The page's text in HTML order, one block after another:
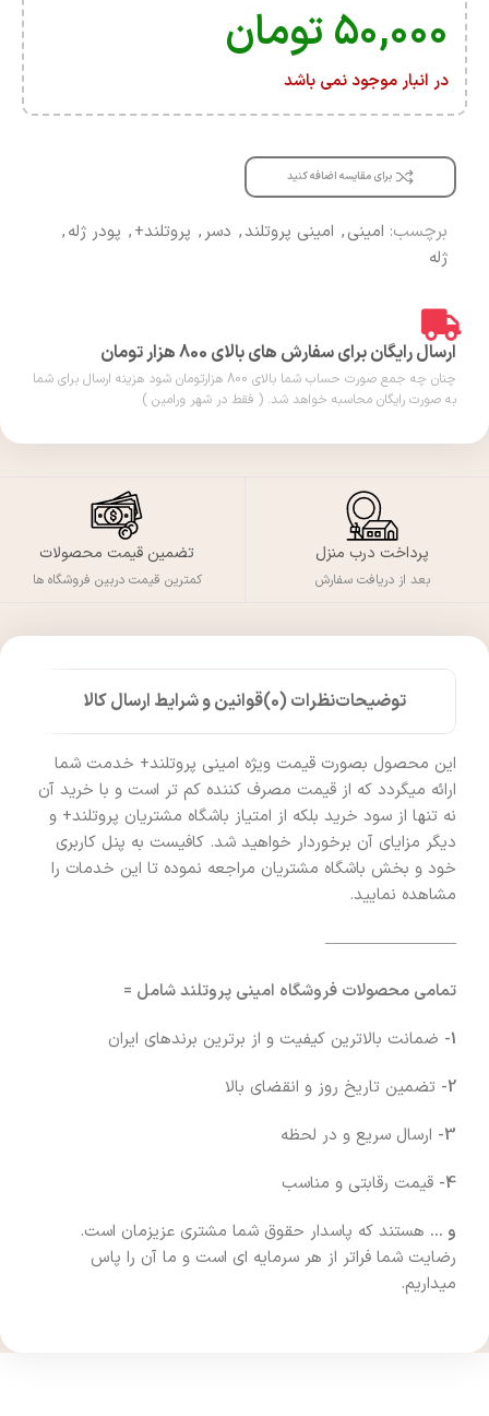
۵۰,۰۰۰تومان
در انبار موجود نمی باشد
برای مقایسه اضافه کنید
برچسب: امینی, امینی پروتلند, دسر, پروتلند+, پودر ژله,
ژله
ارسال رایگان برای سفارش های بالای 800 هزار تومان
چنان چه جمع صورت حساب شما بالای 800 هزارتومان شود هزینه ارسال برای شما
به صورت رایگان محاسبه خواهد شد. ( فقط در شهر ورامین )
پرداخت درب منزل
بعد از دریافت سفارش
تضمین قیمت محصولات
کمترین قیمت دربین فروشگاه ها
توضیحاتنظرات (0) قوانین و شرایط ارسال کالا
این محصول بصورت قیمت ویژه امینی پروتلند+ خدمت شما
ارائه میگردد که از قیمت مصرف کننده کم تر است و با خرید آن
نه تنها از سود خرید بلکه از امتیاز باشگاه مشتریان پروتلند+ و
دیگر مزایای آن برخوردار خواهید شد. کافیست به پنل کاربری
خود و بخش باشگاه مشتریان مراجعه نموده تا این خدمات را
مشاهده نمایید.
————————
تمامی محصولات فروشگاه امینی پروتلند شامل =
1- ضمانت بالاترین کیفیت و از برترین برندهای ایران
2- تضمین تاریخ روز و انقضای بالا
3- ارسال سریع و در لحظه
4- قیمت رقابتی و مناسب
و … هستند که پاسدار حقوق شما مشتری عزیزمان است.
رضایت شما فراتر از هر سرمایه ای است و ما آن را پاس
میداریم.